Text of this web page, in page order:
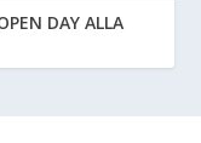
DAY ALLA